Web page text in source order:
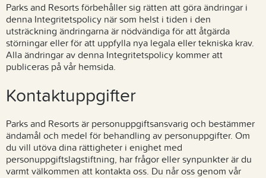
Parks and Resorts förbehåller sig rätten att göra ändringar i
denna Integritetspolicy när som helst i tiden i den
utsträckning ändringarna är nödvändiga för att åtgärda
störningar eller för att uppfylla nya legala eller tekniska krav.
Alla ändringar av denna Integritetspolicy kommer att
publiceras på vår hemsida.
Kontaktuppgifter
Parks and Resorts är personuppgiftsansvarig och bestämmer
ändamål och medel för behandling av personuppgifter. Om
du vill utöva dina rättigheter i enighet med
personuppgiftslagstiftning, har frågor eller synpunkter är du
varmt välkommen att kontakta oss. Du når oss genom vår